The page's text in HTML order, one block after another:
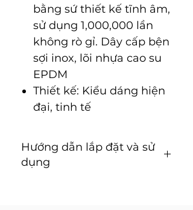
bằng sứ thiết kế tĩnh âm,
sử dụng 1,000,000 lần
không rò gỉ. Dây cấp bện
sợi inox, lõi nhựa cao su
EPDM
Thiết kế: Kiểu dáng hiện
đại, tinh tế
Hướng dẫn lắp đặt và sử
dụng